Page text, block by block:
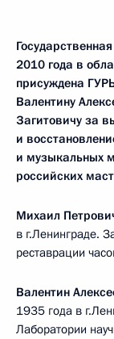
2010 года в
присуждена
Валентину
Загитовичу за
и
и музыкальных
российских
Михаил
в г.Ленинграде.
реставрации
Валентин
1935 года в
Лаборатории